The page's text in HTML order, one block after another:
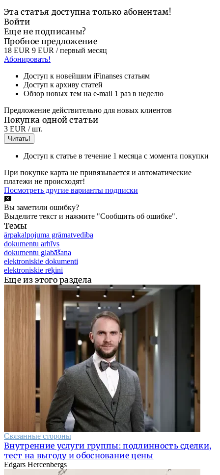
Эта статья доступна только абонентам!
Войти
Еще не подписаны?
Пробное предложение
18 EUR 9 EUR / первый месяц
Абонировать!
Доступ к новейшим iFinanses статьям
Доступ к архиву статей
Обзор новых тем на e-mail 1 раз в неделю
Предложение действительно для новых клиентов
Покупка одной статьи
3 EUR / шт.
Читать!
Доступ к статье в течение 1 месяца с момента покупки
При покупке карта не привязывается и автоматические
платежи не происходят!
Посмотреть другие варианты подписки
Вы заметили ошибку?
Выделите текст и нажмите "Сообщить об ошибке".
Темы
ārpakalpojuma grāmatvedība
dokumentu arhīvs
dokumentu glabāšana
elektroniskie dokumenti
elektroniskie rēķini
Еще из этого раздела
Связанные стороны
Внутренние услуги группы: подлинность сделки,
тест на выгоду и обоснование цены
Edgars Hercenbergs